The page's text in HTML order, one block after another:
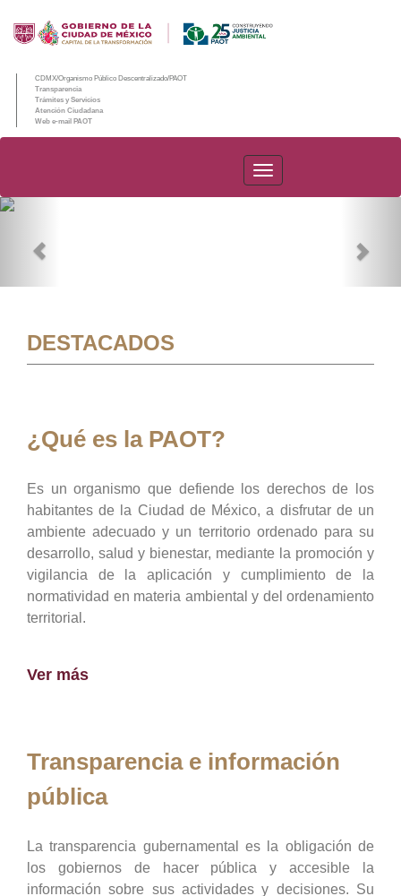
CDMX/Organismo Público Descentralizado/PAOT
Transparencia
Trámites y Servicios
Atención Ciudadana
Web e-mail PAOT
PAOT
DESTACADOS
¿Qué es la PAOT?
Es un organismo que defiende los derechos de los
habitantes de la Ciudad de México, a disfrutar de un
ambiente adecuado y un territorio ordenado para su
desarrollo, salud y bienestar, mediante la promoción y
vigilancia de la aplicación y cumplimiento de la
normatividad en materia ambiental y del ordenamiento
territorial.
Ver más
Transparencia e información
pública
La transparencia gubernamental es la obligación de
los gobiernos de hacer pública y accesible la
información sobre sus actividades y decisiones. Su